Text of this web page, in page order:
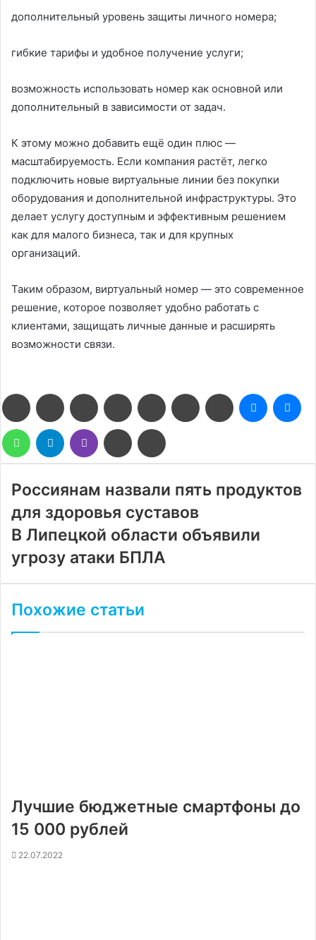
дополнительный уровень защиты личного номера;
гибкие тарифы и удобное получение услуги;
возможность использовать номер как основной или
дополнительный в зависимости от задач.
К этому можно добавить ещё один плюс —
масштабируемость. Если компания растёт, легко
подключить новые виртуальные линии без покупки
оборудования и дополнительной инфраструктуры. Это
делает услугу доступным и эффективным решением
как для малого бизнеса, так и для крупных
организаций.
Таким образом, виртуальный номер — это современное
решение, которое позволяет удобно работать с
клиентами, защищать личные данные и расширять
возможности связи.
FacebookTwitter LinkedIn Pinterest Reddit ВконтактеОдноклассники
Messenger
WhatsAppTelegram Viber
Поделиться
через
электронную
Россиянам назвали пять продуктов
для здоровья суставов
В Липецкой области объявили
угрозу атаки БПЛА
Похожие статьи
Лучшие бюджетные смартфоны до
15 000 рублей
22.07.2022